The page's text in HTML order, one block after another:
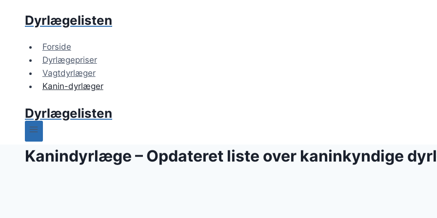
Dyrlægelisten
Forside
Dyrlægepriser
Vagtdyrlæger
Kanin-dyrlæger
Dyrlægelisten
Kanindyrlæge – Opdateret liste over kaninkyndige